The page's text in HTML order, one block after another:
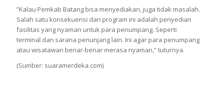
”Kalau Pemkab Batang bisa menyediakan, juga tidak masalah.
Salah satu konsekuensi dari program ini adalah penyedian
fasilitas yang nyaman untuk para penumpang. Seperti
terminal dan sarana penunjang lain. Ini agar para penumpang
atau wisatawan benar-benar merasa nyaman,” tuturnya.
(Sumber: suaramerdeka.com)